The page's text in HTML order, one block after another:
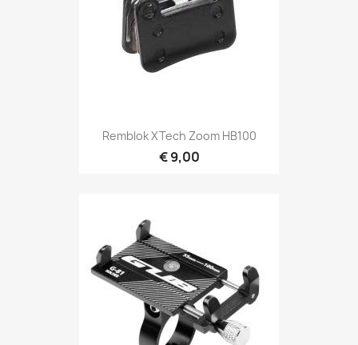
Remblok XTech Zoom HB100
€ 9,00